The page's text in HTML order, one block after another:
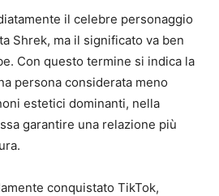
il celebre personaggio
Shrek, ma il significato va ben
Con questo termine si indica la
persona considerata meno
estetici dominanti, nella
garantire una relazione più
conquistato TikTok,